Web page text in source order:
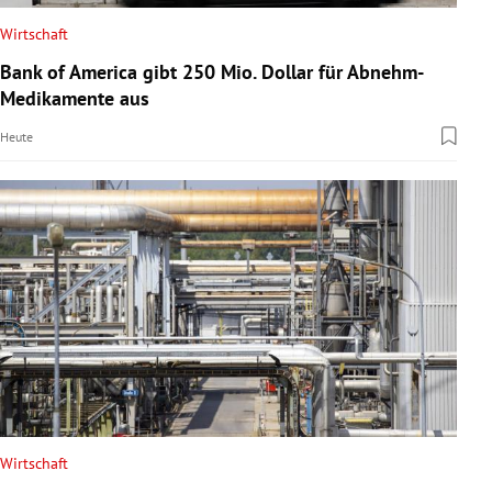
Wirtschaft
Bank of America gibt 250 Mio. Dollar für Abnehm-
Medikamente aus
Heute
Wirtschaft